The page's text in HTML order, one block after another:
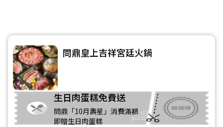
問鼎皇上吉祥宮廷火鍋
生日肉蛋糕免費送
問鼎「10月壽星」消費滿額
即贈生日肉蛋糕